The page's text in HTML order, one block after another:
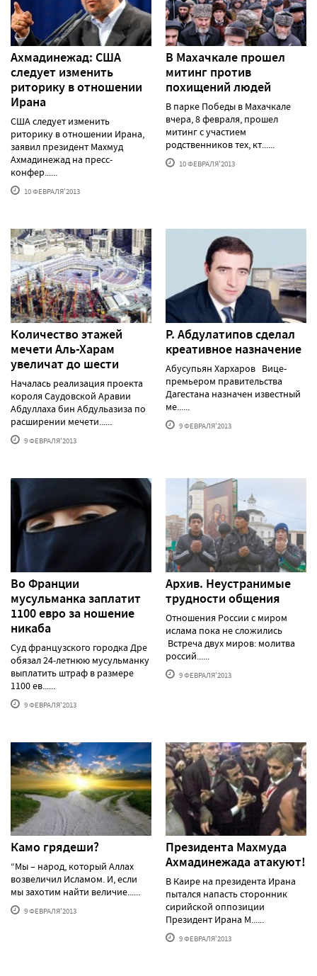
Ахмадинежад: США
следует изменить
риторику в отношении
Ирана
США следует изменить
риторику в отношении Ирана,
заявил президент Махмуд
Ахмадинежад на пресс-
конфер......
10 ФЕВРАЛЯ'2013
В Махачкале прошел
митинг против
похищений людей
В парке Победы в Махачкале
вчера, 8 февраля, прошел
митинг с участием
родственников тех, кт......
10 ФЕВРАЛЯ'2013
Количество этажей
мечети Аль-Харам
увеличат до шести
Началась реализация проекта
короля Саудовской Аравии
Абдуллаха бин Абдульазиза по
расширении мечети......
9 ФЕВРАЛЯ'2013
Р. Абдулатипов сделал
креативное назначение
Абусупьян Хархаров Вице-
премьером правительства
Дагестана назначен известный
ме......
9 ФЕВРАЛЯ'2013
Во Франции
мусульманка заплатит
1100 евро за ношение
никаба
Суд французского городка Дре
обязал 24-летнюю мусульманку
выплатить штраф в размере
1100 ев......
9 ФЕВРАЛЯ'2013
Архив. Неустранимые
трудности общения
Отношения России с миром
ислама пока не сложились
Встреча двух миров: молитва
россий......
9 ФЕВРАЛЯ'2013
Камо грядеши?
“Мы – народ, который Аллах
возвеличил Исламом. И, если
мы захотим найти величие......
9 ФЕВРАЛЯ'2013
Президента Махмуда
Ахмадинежада атакуют!
В Каире на президента Ирана
пытался напасть сторонник
сирийской оппозиции
Президент Ирана М......
9 ФЕВРАЛЯ'2013